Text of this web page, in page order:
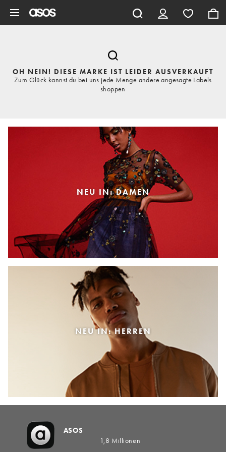
OH NEIN! DIESE MARKE IST LEIDER AUSVERKAUFT
Zum Glück kannst du bei uns jede Menge andere angesagte Labels
shoppen
NEU IN: DAMEN
NEU IN: HERREN
ASOS
1,8 Millionen